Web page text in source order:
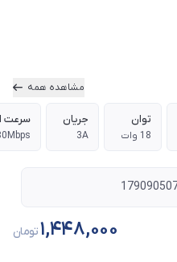
مشاهده همه
توان
18 وات
جریان
3A
سرعت
1,448,000تومان